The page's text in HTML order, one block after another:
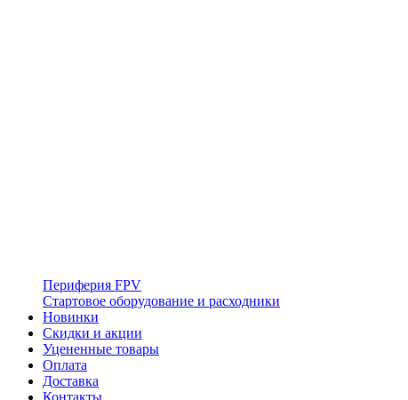
Периферия FPV
Стартовое оборудование и расходники
Новинки
Скидки и акции
Уцененные товары
Оплата
Доставка
Контакты